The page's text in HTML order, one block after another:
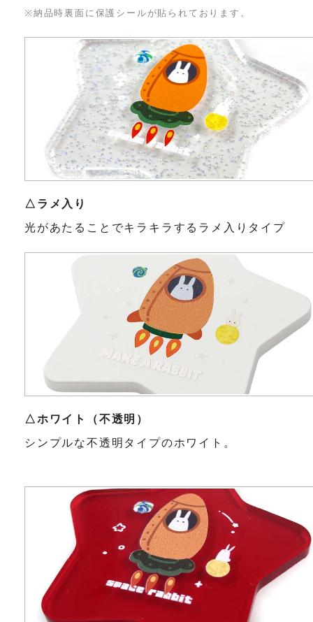
※納品時裏面に保護シールが貼られております。
△ラメ入り
光があたることでキラキラするラメ入りタイプ
△ホワイト（不透明）
シンプルな不透明タイプのホワイト。